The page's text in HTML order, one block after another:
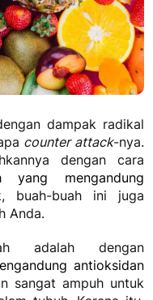
dampak radikal
counter attack-nya.
dengan cara
yang mengandung
buah-buah ini juga
Anda.
adalah dengan
antioksidan
sangat ampuh untuk